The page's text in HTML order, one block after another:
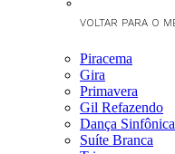
VOLTAR PARA O
Piracema
Gira
Primavera
Gil Refazendo
Dança Sinfônica
Suíte Branca